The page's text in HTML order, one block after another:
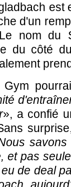
est
d'un
nom du
du côté
», a confié
et pas
de deal